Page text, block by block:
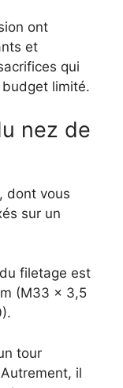
ont
et
qui
limité.
nez de
dont vous
sur un
filetage est
(M33 x 3,5
tour
il